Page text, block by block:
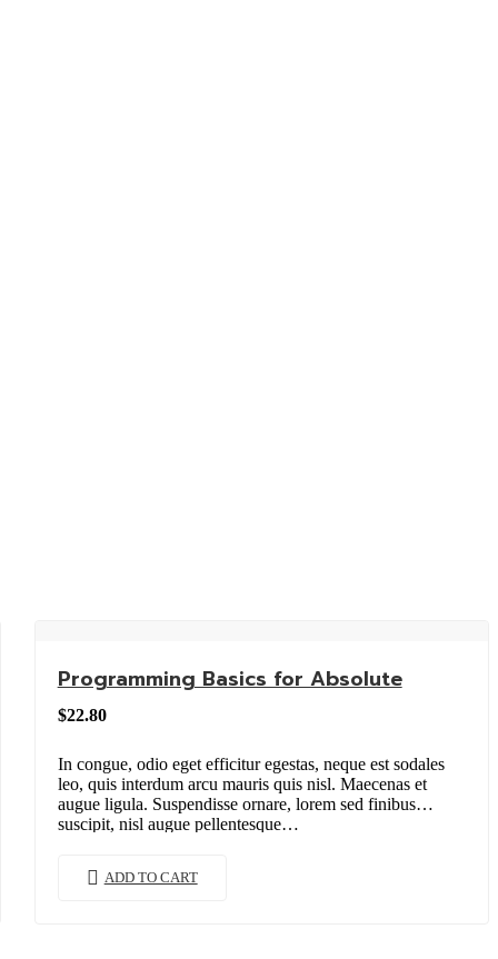
Programming Basics for Absolute
$22.80
In congue, odio eget efficitur egestas, neque est sodales
leo, quis interdum arcu mauris quis nisl. Maecenas et
augue ligula. Suspendisse ornare, lorem sed finibus
suscipit, nisl augue pellentesque…
ADD TO CART